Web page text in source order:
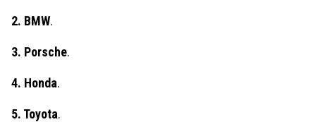
2. BMW.
3. Porsche.
4. Honda.
5. Toyota.